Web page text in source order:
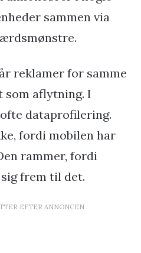
sammen via
reklamer for samme
som aflytning. I
dataprofilering.
fordi mobilen har
rammer, fordi
frem til det.
EFTER ANNONCEN